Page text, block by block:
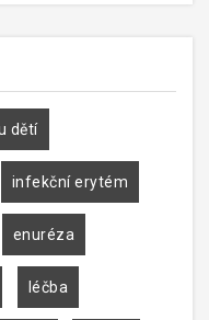
dětí
infekční erytém
enuréza
léčba